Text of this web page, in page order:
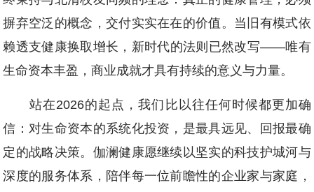
摒弃空泛的概念，交付实实在在的价值。当旧有模式依
赖透支健康换取增长，新时代的法则已然改写——唯有
生命资本丰盈，商业成就才具有持续的意义与力量。
站在2026的起点，我们比以往任何时候都更加确
信：对生命资本的系统化投资，是最具远见、回报最确
定的战略决策。伽澜健康愿继续以坚实的科技护城河与
深度的服务体系，陪伴每一位前瞻性的企业家与家庭，